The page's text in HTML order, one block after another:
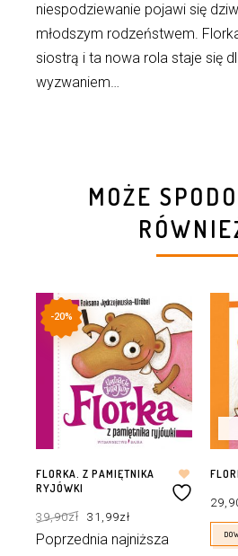
niespodziewanie pojawi się
młodszym rodzeństwem.
siostrą i ta nowa rola staje się
wyzwaniem…
MOŻE
-20%
FLORKA. Z PAMIĘTNIKA
RYJÓWKI
39,90zł cena
wynosiła:
39,90zł.
31,99złcena
31,99zł.
Poprzednia najniższa